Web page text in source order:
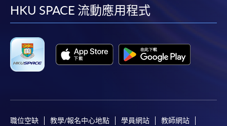
在網上報名過程中，由於提交課程申請和付款在系
統處理上為兩個不同的程序，成功付款並不保證成
功被獲取錄。任何不成功的申請，課程組職員將儘
快與 閣下聯絡。
申請人應注意，不論親身或網上報讀，相同的課
子郵件帳戶。請保留確定回條作日後查詢用途。
facebook
youtube
linkedin
HKU SPACE 流動應用程式
職位空缺 教學/報名中心地點 學員網站 教師網站